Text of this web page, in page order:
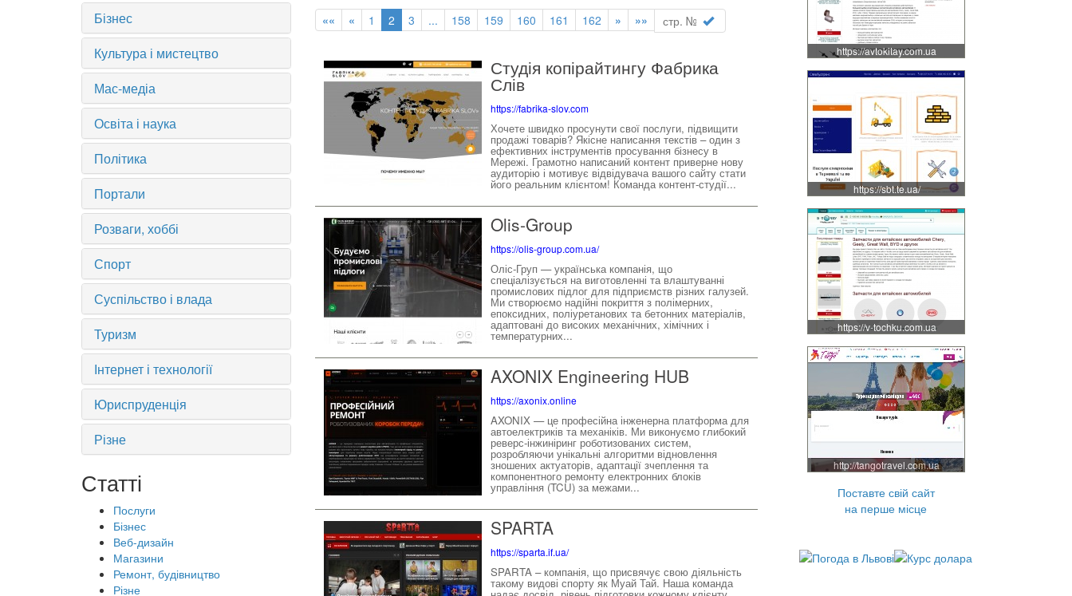
Бізнес
Культура і мистецтво
Мас-медіа
Освіта і наука
Політика
Портали
Розваги, хоббі
Спорт
Суспільство і влада
Туризм
Інтернет і технології
Юриспруденція
Різне
Статті
Послуги
Бізнес
Веб-дизайн
Магазини
Ремонт, будівництво
Різне
«« « 1 2 3 ... 158 159 160 161 162 » »»
Студія копірайтингу Фабрика
Слів
https://fabrika-slov.com
Хочете швидко просунути свої послуги, підвищити
продажі товарів? Якісне написання текстів – один з
ефективних інструментів просування бізнесу в
Мережі. Грамотно написаний контент приверне нову
аудиторію і мотивує відвідувача вашого сайту стати
його реальним клієнтом! Команда контент-студії...
Olis-Group
https://olis-group.com.ua/
Оліс-Груп — українська компанія, що
спеціалізується на виготовленні та влаштуванні
промислових підлог для підприємств різних галузей.
Ми створюємо надійні покриття з полімерних,
епоксидних, поліуретанових та бетонних матеріалів,
адаптовані до високих механічних, хімічних і
температурних...
AXONIX Engineering HUB
https://axonix.online
AXONIX — це професійна інженерна платформа для
автоелектриків та механіків. Ми виконуємо глибокий
реверс-інжиніринг роботизованих систем,
розробляючи унікальні алгоритми відновлення
зношених актуаторів, адаптації зчеплення та
компонентного ремонту електронних блоків
управління (TCU) за межами...
SPARTA
https://sparta.if.ua/
SPARTA – компанія, що присвячує свою діяльність
такому видові спорту як Муай Тай. Наша команда
https://avtokitay.com.ua
https://sbt.te.ua/
https://v-tochku.com.ua
http://tangotravel.com.ua
Поставте свій сайт
на перше місце